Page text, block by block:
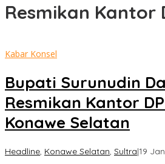
Resmikan Kantor
Kabar Konsel
Bupati Surunudin
Resmikan Kantor
Konawe Selatan
Headline, Konawe Selatan, Sultra|19